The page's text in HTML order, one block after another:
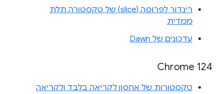
רינדור לפרוסה (slice) של טקסטורה תלת
ממדית
עדכונים של Dawn
Chrome 124
טקסטורות של אחסון לקריאה בלבד ולקריאה